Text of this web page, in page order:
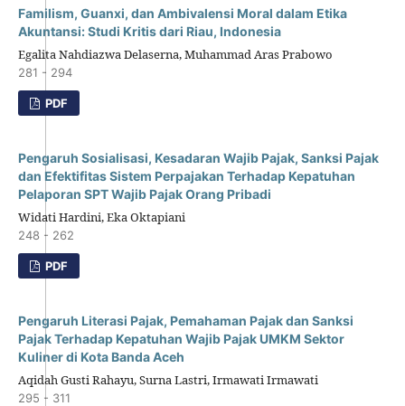
Familism, Guanxi, dan Ambivalensi Moral dalam Etika
Akuntansi: Studi Kritis dari Riau, Indonesia
Egalita Nahdiazwa Delaserna, Muhammad Aras Prabowo
281 - 294
PDF
Pengaruh Sosialisasi, Kesadaran Wajib Pajak, Sanksi Pajak
dan Efektifitas Sistem Perpajakan Terhadap Kepatuhan
Pelaporan SPT Wajib Pajak Orang Pribadi
Widati Hardini, Eka Oktapiani
248 - 262
PDF
Pengaruh Literasi Pajak, Pemahaman Pajak dan Sanksi
Pajak Terhadap Kepatuhan Wajib Pajak UMKM Sektor
Kuliner di Kota Banda Aceh
Aqidah Gusti Rahayu, Surna Lastri, Irmawati Irmawati
295 - 311